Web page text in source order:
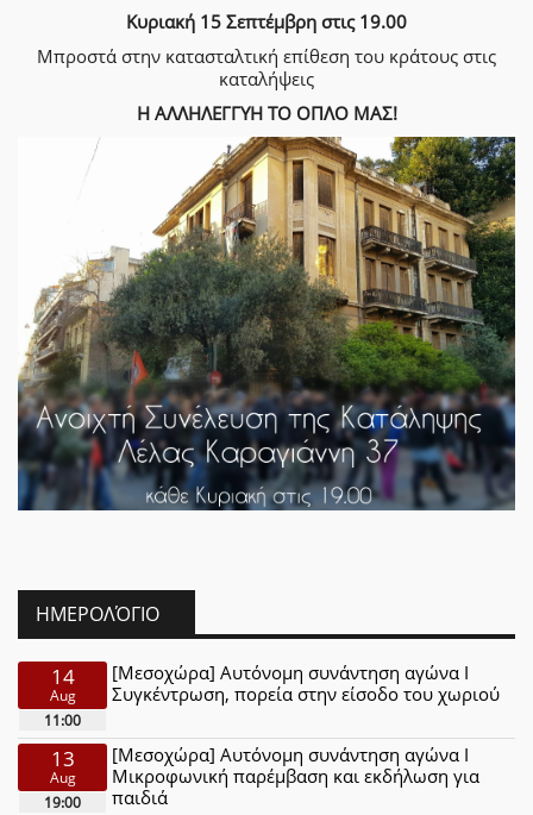
Κυριακή 15 Σεπτέμβρη στις 19.00
Μπροστά στην κατασταλτική επίθεση του κράτους στις
καταλήψεις
Η ΑΛΛΗΛΕΓΓΥΗ ΤΟ ΟΠΛΟ ΜΑΣ!
ΗΜΕΡΟΛΌΓΙΟ
14
Aug
11:00
[Μεσοχώρα] Αυτόνομη συνάντηση αγώνα Ι
Συγκέντρωση, πορεία στην είσοδο του χωριού
13
Aug
19:00
[Μεσοχώρα] Αυτόνομη συνάντηση αγώνα Ι
Μικροφωνική παρέμβαση και εκδήλωση για
παιδιά